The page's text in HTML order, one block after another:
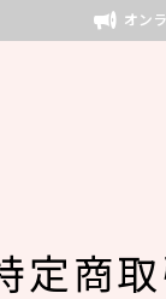
オン
定商